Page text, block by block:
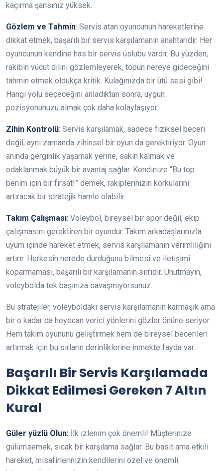
kaçırma şansınız yüksek.
Gözlem ve Tahmin: Servis atan oyuncunun hareketlerine
dikkat etmek, başarılı bir servis karşılamanın anahtarıdır. Her
oyuncunun kendine has bir servis üslubu vardır. Bu yüzden,
rakibin vücut dilini gözlemleyerek, topun nereye gideceğini
tahmin etmek oldukça kritik. Kulağınızda bir ütü sesi gibi!
Hangi yolu seçeceğini anladıktan sonra, uygun
pozisyonunuzu almak çok daha kolaylaşıyor.
Zihin Kontrolü: Servis karşılamak, sadece fiziksel beceri
değil, aynı zamanda zihinsel bir oyun da gerektiriyor. Oyun
anında gerginlik yaşamak yerine, sakin kalmak ve
odaklanmak büyük bir avantaj sağlar. Kendinize “Bu top
benim için bir fırsat!” demek, rakiplerinizin korkularını
artıracak bir stratejik hamle olabilir.
Takım Çalışması: Voleybol, bireysel bir spor değil, ekip
çalışmasını gerektiren bir oyundur. Takım arkadaşlarınızla
uyum içinde hareket etmek, servis karşılamanın verimliliğini
artırır. Herkesin nerede durduğunu bilmesi ve iletişimi
koparmaması, başarılı bir karşılamanın sırrıdır. Unutmayın,
voleybolda tek başınıza savaşmıyorsunuz.
Bu stratejiler, voleyboldaki servis karşılamanın karmaşık ama
bir o kadar da heyecan verici yönlerini gözler önüne seriyor.
Hem takım oyununu geliştirmek hem de bireysel becerileri
artırmak için bu sırların derinliklerine inmekte fayda var.
Başarılı Bir Servis Karşılamada
Dikkat Edilmesi Gereken 7 Altın
Kural
Güler yüzlü Olun: İlk izlenim çok önemli! Müşterinize
gülümsemek, sıcak bir karşılama sağlar. Bu basit ama etkili
hareket, misafirlerinizin kendilerini özel ve önemli